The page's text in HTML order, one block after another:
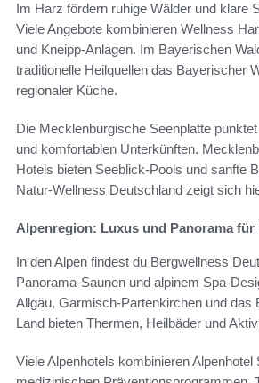
Im Harz fördern ruhige Wälder und klare
Viele Angebote kombinieren Wellness
und Kneipp-Anlagen. Im Bayerischen
traditionelle Heilquellen das Bayerischer
regionaler Küche.
Die Mecklenburgische Seenplatte
und komfortablen Unterkünften.
Hotels bieten Seeblick-Pools und sanfte
Natur-Wellness Deutschland zeigt sich
Alpenregion: Luxus und Panorama
In den Alpen findest du Bergwellness
Panorama-Saunen und alpinem Spa-
Allgäu, Garmisch-Partenkirchen und das
Land bieten Thermen, Heilbäder und
Viele Alpenhotels kombinieren